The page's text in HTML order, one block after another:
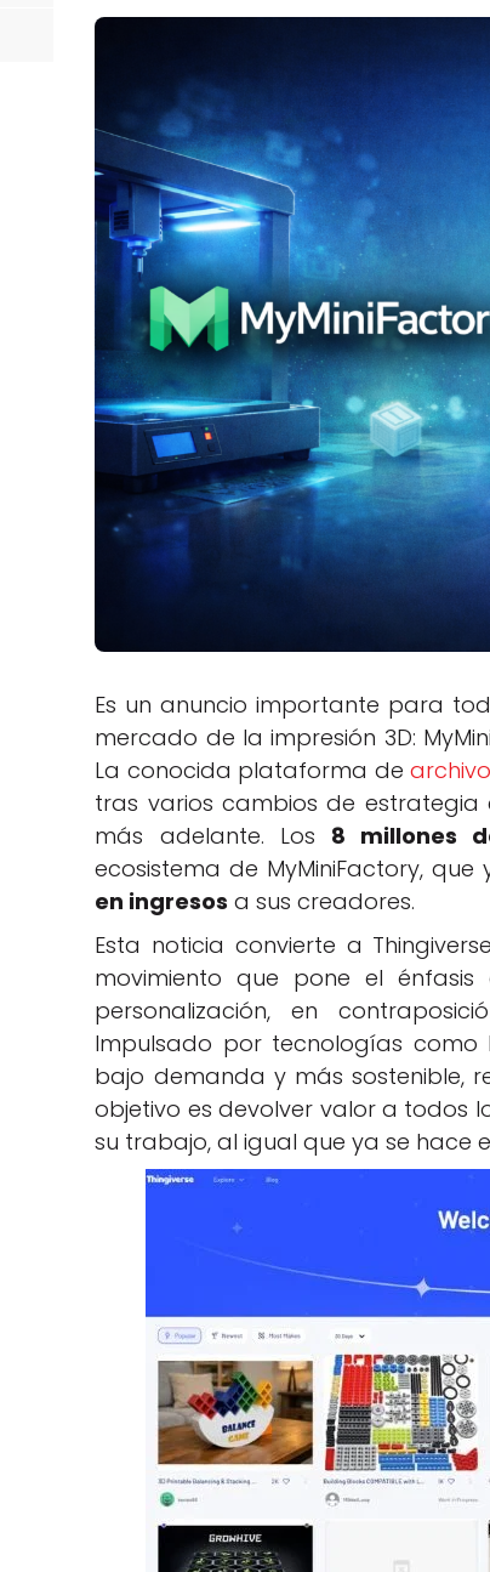
Es un anuncio importante para
mercado de la impresión 3D:
La conocida plataforma de
tras varios cambios de estrategia
más adelante. Los 8 millones
ecosistema de MyMiniFactory,
en ingresos a sus creadores.
Esta noticia convierte a
movimiento que pone el
personalización, en
Impulsado por tecnologías como
bajo demanda y más sostenible,
objetivo es devolver valor a todos
su trabajo, al igual que ya se hace